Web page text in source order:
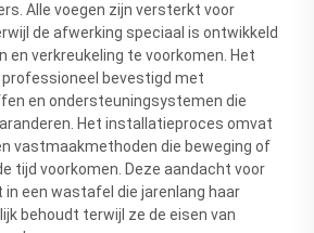
Alle voegen zijn versterkt voor
de afwerking speciaal is ontwikkeld
verkreukeling te voorkomen. Het
bevestigd met
en ondersteuningsystemen die
Het installatieproces omvat
vastmaakmethoden die beweging of
tijd voorkomen. Deze aandacht voor
een wastafel die jarenlang haar
behoudt terwijl ze de eisen van